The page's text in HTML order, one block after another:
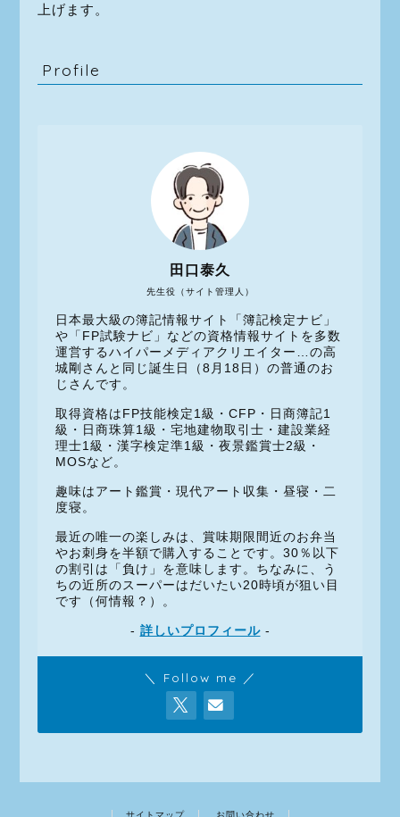
上げます。
Profile
先生役（サイト管理人）
田口泰久
日本最大級の簿記情報サイト「簿記検定ナビ」
や「FP試験ナビ」などの資格情報サイトを多数
運営するハイパーメディアクリエイター…の高
城剛さんと同じ誕生日（8月18日）の普通のお
じさんです。
取得資格はFP技能検定1級・CFP・日商簿記1
級・日商珠算1級・宅地建物取引士・建設業経
理士1級・漢字検定準1級・夜景鑑賞士2級・
MOSなど。
趣味はアート鑑賞・現代アート収集・昼寝・二
度寝。
最近の唯一の楽しみは、賞味期限間近のお弁当
やお刺身を半額で購入することです。30％以下
の割引は「負け」を意味します。ちなみに、う
ちの近所のスーパーはだいたい20時頃が狙い目
です（何情報？）。
- 詳しいプロフィール-
＼ Follow me ／
サイトマップ お問い合わせ